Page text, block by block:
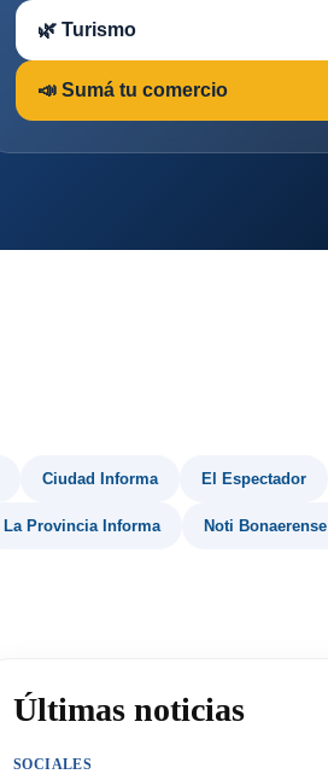
🌿 Turismo
📣 Sumá tu comercio
Ciudad Informa El Espectador
La Provincia Informa Noti Bonaerense
Últimas noticias
SOCIALES